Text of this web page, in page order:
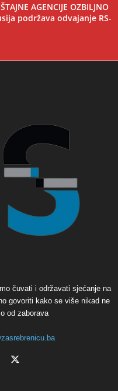
AGENCIJE OZBILJNO
podržava odvajanje RS-
čuvati i održavati sjećanje na
govoriti kako se više nikad ne
od zaborava